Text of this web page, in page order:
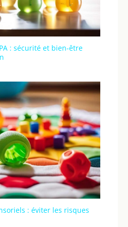
glisser ses bras. Confort :
le harnais de sécurité à 5
points offre une sécurité
supplémentaire en cas
de collision en
fortes du corps. Les
coussinets de poitrine
offrent un confort tout en
réduisant les
mouvements de votre
enfant. Avec une fonction
d'inclinaison facile
d'accès à une main, il est
facile d'obtenir la
meilleure position assise.
Le harnais astucieux à
une main et l'appui-tête
réglable dispose de cinq
: sécurité et bien-être
: éviter les risques